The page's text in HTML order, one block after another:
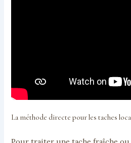
La méthode directe pour les taches